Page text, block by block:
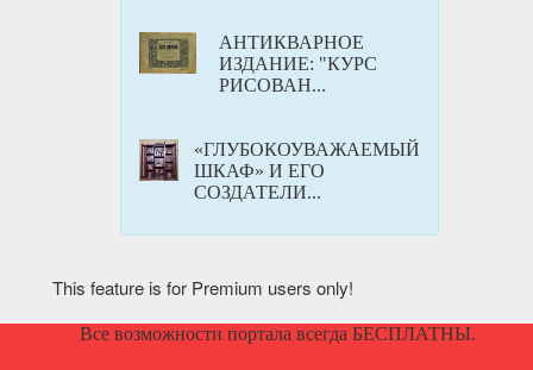
АНТИКВАРНOЕ
ИЗДАНИЕ: "КУРС
РИСОВАН...
«ГЛУБОКОУВАЖАЕМЫЙ
ШКАФ» И ЕГО
СОЗДАТЕЛИ...
This feature is for Premium users only!
Все возможности портала всегда БЕСПЛАТНЫ.